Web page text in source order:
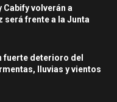
Cabify volverán a
será frente a la Junta
fuerte deterioro del
lluvias y vientos